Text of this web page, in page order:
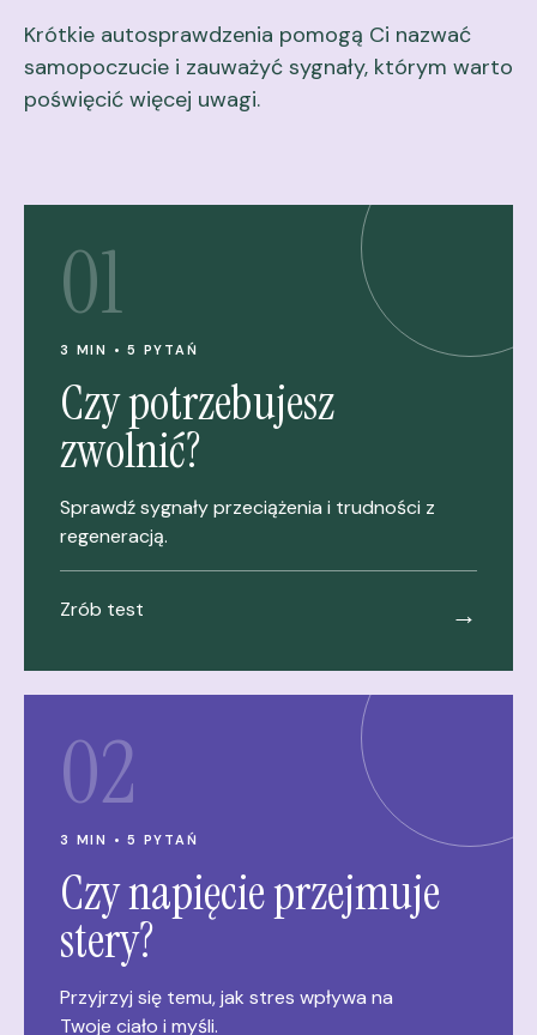
Krótkie autosprawdzenia pomogą Ci nazwać
samopoczucie i zauważyć sygnały, którym warto
poświęcić więcej uwagi.
01
3 MIN • 5 PYTAŃ
Czy potrzebujesz
zwolnić?
Sprawdź sygnały przeciążenia i trudności z
regeneracją.
Zrób test →
02
3 MIN • 5 PYTAŃ
Czy napięcie przejmuje
stery?
Przyjrzyj się temu, jak stres wpływa na
Twoje ciało i myśli.